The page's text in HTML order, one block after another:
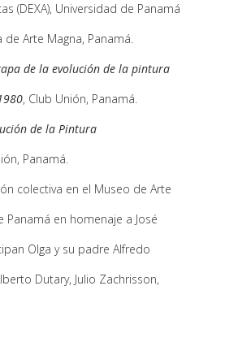
(DEXA), Universidad de Panamá
de Arte Magna, Panamá.
de la evolución de la pintura
, Club Unión, Panamá.
de la Pintura
Panamá.
colectiva en el Museo de Arte
en homenaje a José
Olga y su padre Alfredo
Dutary, Julio Zachrisson,